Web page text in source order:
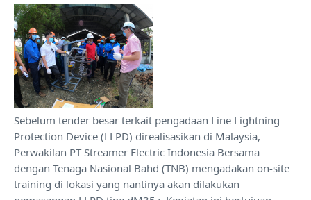
Sebelum tender besar terkait pengadaan Line Lightning
Protection Device (LLPD) direalisasikan di Malaysia,
Perwakilan PT Streamer Electric Indonesia Bersama
dengan Tenaga Nasional Bahd (TNB) mengadakan on-site
training di lokasi yang nantinya akan dilakukan